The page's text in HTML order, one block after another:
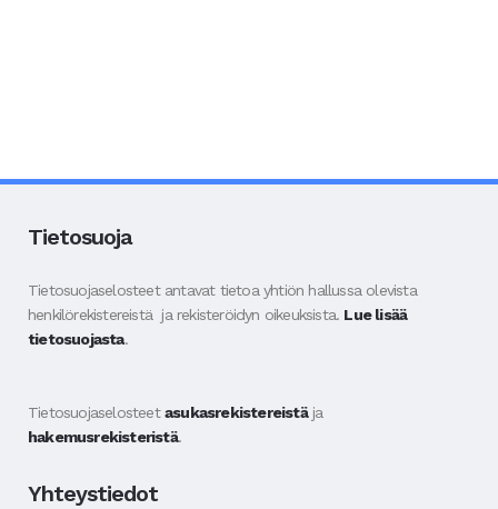
Tietosuoja
Tietosuojaselosteet antavat tietoa yhtiön hallussa olevista
henkilörekistereistä ja rekisteröidyn oikeuksista. Lue lisää
tietosuojasta.
Tietosuojaselosteetasukasrekistereistäja
hakemusrekisteristä.
Yhteystiedot